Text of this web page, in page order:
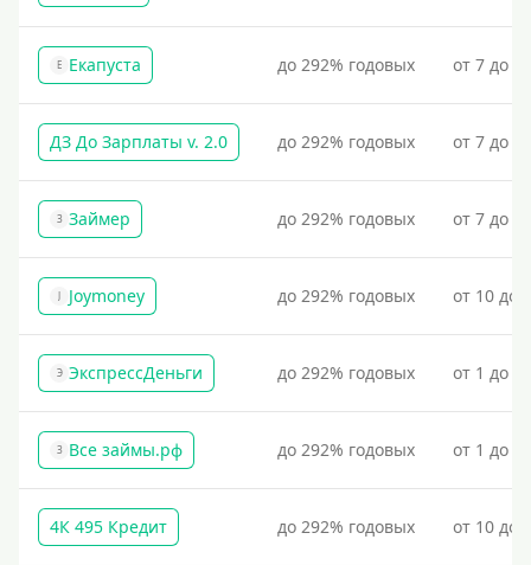
Е Екапуста до 292% годовых от 7 до
ДЗ До Зарплаты v. 2.0 до 292% годовых от 7 до
З Займер до 292% годовых от 7 до
J Joymoney до 292% годовых от 10 до
Э ЭкспрессДеньги до 292% годовых от 1 до
З Все займы.рф до 292% годовых от 1 до
4К 495 Кредит до 292% годовых от 10 до